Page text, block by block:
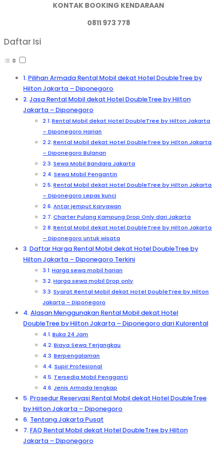
KONTAK BOOKING KENDARAAN
0811 973 778
Daftar Isi
Pilihan Armada Rental Mobil dekat Hotel DoubleTree by
Hilton Jakarta – Diponegoro
Jasa Rental Mobil dekat Hotel DoubleTree by Hilton
Jakarta – Diponegoro
Rental Mobil dekat Hotel DoubleTree by Hilton Jakarta
– Diponegoro Harian
Rental Mobil dekat Hotel DoubleTree by Hilton Jakarta
– Diponegoro Bulanan
Sewa Mobil Bandara Jakarta
Sewa Mobil Pengantin
Rental Mobil dekat Hotel DoubleTree by Hilton Jakarta
– Diponegoro Lepas kunci
Antar jemput Karyawan
Charter Pulang Kampung Drop Only dari Jakarta
Rental Mobil dekat Hotel DoubleTree by Hilton Jakarta
– Diponegoro untuk wisata
Daftar Harga Rental Mobil dekat Hotel DoubleTree by
Hilton Jakarta – Diponegoro Terkini
Harga sewa mobil harian
Harga sewa mobil Drop only
Syarat Rental Mobil dekat Hotel DoubleTree by Hilton
Jakarta – Diponegoro
Alasan Menggunakan Rental Mobil dekat Hotel
DoubleTree by Hilton Jakarta – Diponegoro dari Kulorental
Buka 24 Jam
Biaya Sewa Terjangkau
Berpengalaman
Supir Profesional
Tersedia Mobil Pengganti
Jenis Armada lengkap
Prosedur Reservasi Rental Mobil dekat Hotel DoubleTree
by Hilton Jakarta – Diponegoro
Tentang Jakarta Pusat
FAQ Rental Mobil dekat Hotel DoubleTree by Hilton
Jakarta – Diponegoro